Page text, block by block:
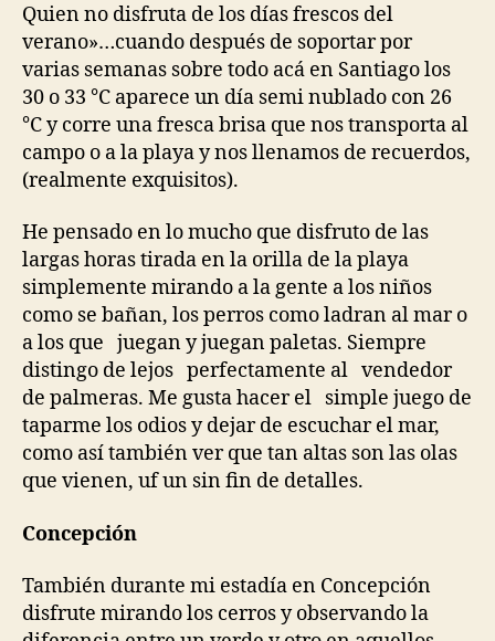
Quien no disfruta de los días frescos del
verano»…cuando después de soportar por
varias semanas sobre todo acá en Santiago los
30 o 33 °C aparece un día semi nublado con 26
°C y corre una fresca brisa que nos transporta al
campo o a la playa y nos llenamos de recuerdos,
(realmente exquisitos).
He pensado en lo mucho que disfruto de las
largas horas tirada en la orilla de la playa
simplemente mirando a la gente a los niños
como se bañan, los perros como ladran al mar o
a los que juegan y juegan paletas. Siempre
distingo de lejos perfectamente al vendedor
de palmeras. Me gusta hacer el simple juego de
taparme los odios y dejar de escuchar el mar,
como así también ver que tan altas son las olas
que vienen, uf un sin fin de detalles.
Concepción
También durante mi estadía en Concepción
disfrute mirando los cerros y observando la